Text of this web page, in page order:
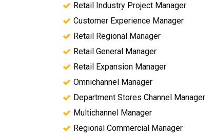
Retail Industry Project Manager
Customer Experience Manager
Retail Regional Manager
Retail General Manager
Retail Expansion Manager
Omnichannel Manager
Department Stores Channel Manager
Multichannel Manager
Regional Commercial Manager